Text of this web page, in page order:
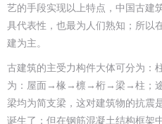
艺的手段实现以上特点，中国古建
具代表性，也最为人们熟知；所以
建为主。
古建筑的主受力构件大体可分为：
为：屋面→椽→檩→桁→梁→柱；途
梁均为简支梁，这对建筑物的抗震
诞生了；但在钢筋混凝土结构框架